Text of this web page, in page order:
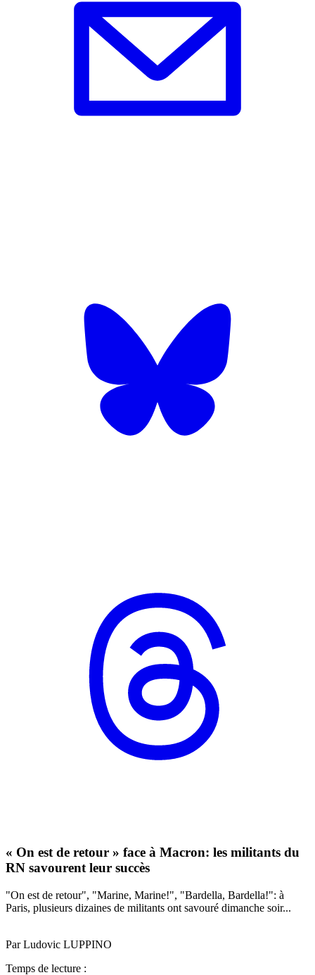
« On est de retour » face à Macron: les militants du
RN savourent leur succès
"On est de retour", "Marine, Marine!", "Bardella, Bardella!": à
Paris, plusieurs dizaines de militants ont savouré dimanche soir...
Par Ludovic LUPPINO
Temps de lecture :